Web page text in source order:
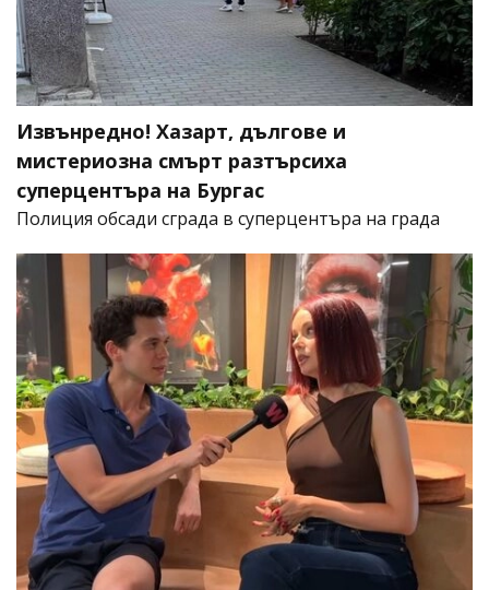
Извънредно! Хазарт, дългове и
мистериозна смърт разтърсиха
суперцентъра на Бургас
Полиция обсади сграда в суперцентъра на града